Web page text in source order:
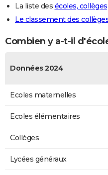
La liste des écoles,
Le classement des
Combien y a-t-il
Données 2024
Ecoles maternelles
Ecoles élémentaires
Collèges
Lycées généraux